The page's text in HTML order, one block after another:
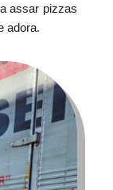
assar pizzas
adora.